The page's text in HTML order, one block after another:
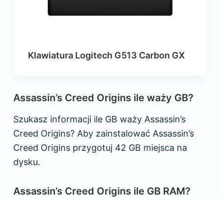
Klawiatura Logitech G513 Carbon GX
Assassin’s Creed Origins ile waży GB?
Szukasz informacji ile GB waży Assassin’s
Creed Origins? Aby zainstalować Assassin’s
Creed Origins przygotuj 42 GB miejsca na
dysku.
Assassin’s Creed Origins ile GB RAM?